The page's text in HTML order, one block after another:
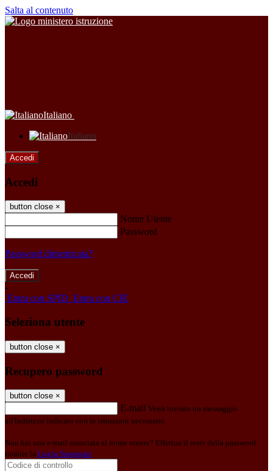
Salta al contenuto
Italiano
Italiano
Accedi
Accedi
button close ×
Nome Utente
Password
Password dimenticata?
-
Entra con SPID Entra con CIE
Seleziona utente
button close ×
Recupero password
button close ×
E-mail Verrà inviato un messaggio
all'indirizzo indicato con le istruzioni necessarie.
Non hai una e-mail associata al nome utente? Effettua il reset della password
tramite la Login Spaggiari